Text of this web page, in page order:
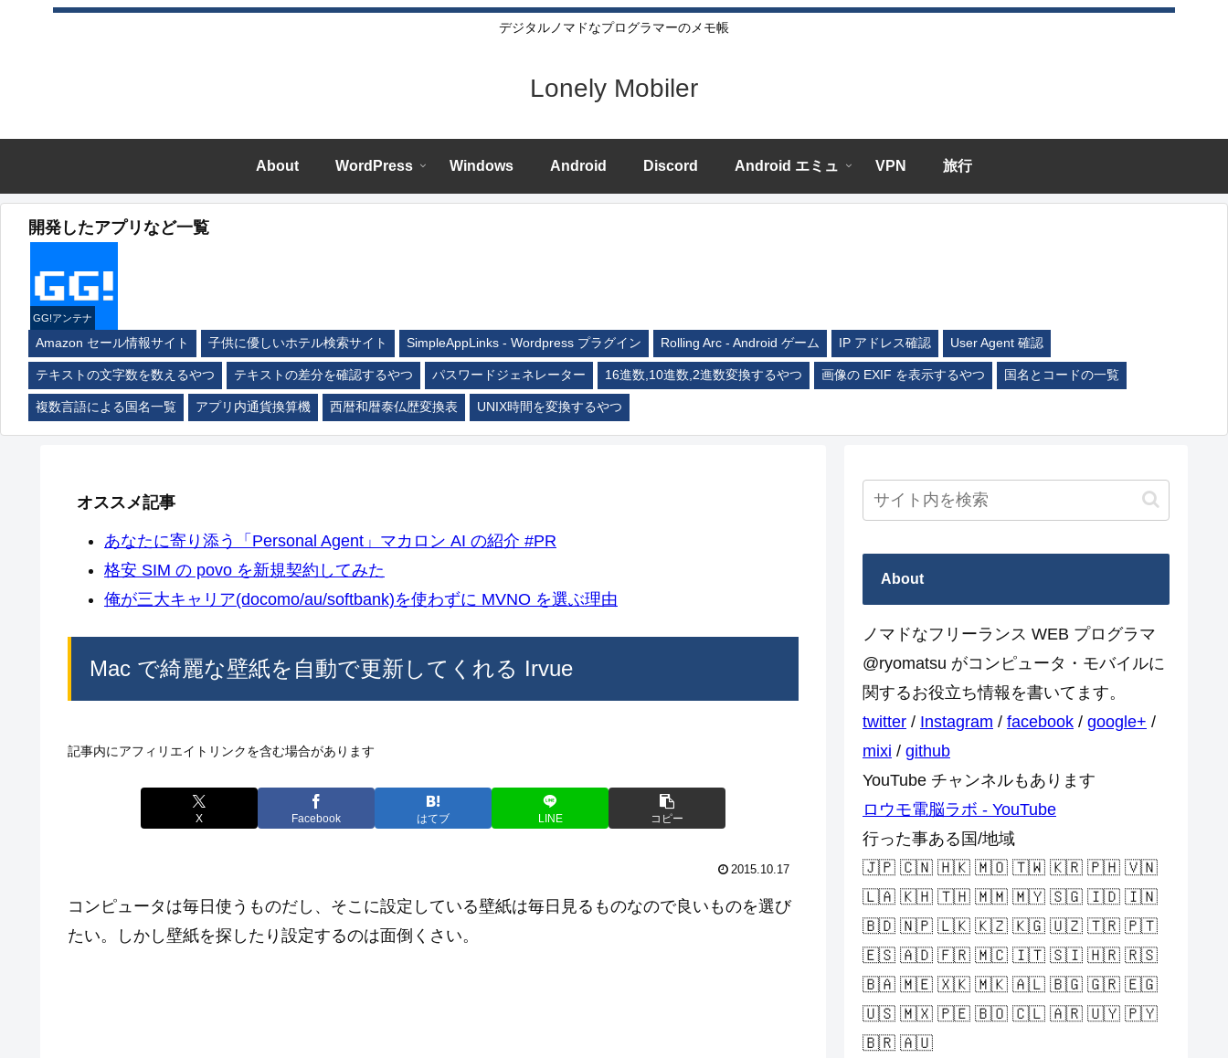
デジタルノマドなプログラマーのメモ帳
Lonely Mobiler
About WordPress Windows Android Discord Android エミュ VPN 旅行
開発したアプリなど一覧
GG!アンテナ
Amazon セール情報サイト 子供に優しいホテル検索サイト SimpleAppLinks - Wordpress プラグイン Rolling Arc - Android ゲーム IP アドレス確認 User Agent 確認
テキストの文字数を数えるやつ テキストの差分を確認するやつ パスワードジェネレーター 16進数,10進数,2進数変換するやつ 画像の EXIF を表示するやつ 国名とコードの一覧
複数言語による国名一覧 アプリ内通貨換算機 西暦和暦泰仏歴変換表 UNIX時間を変換するやつ
オススメ記事
あなたに寄り添う「Personal Agent」マカロン AI の紹介 #PR
格安 SIM の povo を新規契約してみた
俺が三大キャリア(docomo/au/softbank)を使わずに MVNO を選ぶ理由
Mac で綺麗な壁紙を自動で更新してくれる Irvue
記事内にアフィリエイトリンクを含む場合があります
X Facebook はてブ LINE コピー
2015.10.17
コンピュータは毎日使うものだし、そこに設定している壁紙は毎日見るものなので良いものを選び
たい。しかし壁紙を探したり設定するのは面倒くさい。
About
ノマドなフリーランス WEB プログラマ
@ryomatsu がコンピュータ・モバイルに
関するお役立ち情報を書いてます。
twitter / Instagram / facebook / google+ /
mixi / github
YouTube チャンネルもあります
ロウモ電脳ラボ - YouTube
行った事ある国/地域
🇯🇵 🇨🇳 🇭🇰 🇲🇴 🇹🇼 🇰🇷 🇵🇭 🇻🇳
🇱🇦 🇰🇭 🇹🇭 🇲🇲 🇲🇾 🇸🇬 🇮🇩 🇮🇳
🇧🇩 🇳🇵 🇱🇰 🇰🇿 🇰🇬 🇺🇿 🇹🇷 🇵🇹
🇪🇸 🇦🇩 🇫🇷 🇲🇨 🇮🇹 🇸🇮 🇭🇷 🇷🇸
🇧🇦 🇲🇪 🇽🇰 🇲🇰 🇦🇱 🇧🇬 🇬🇷 🇪🇬
🇺🇸 🇲🇽 🇵🇪 🇧🇴 🇨🇱 🇦🇷 🇺🇾 🇵🇾
🇧🇷 🇦🇺